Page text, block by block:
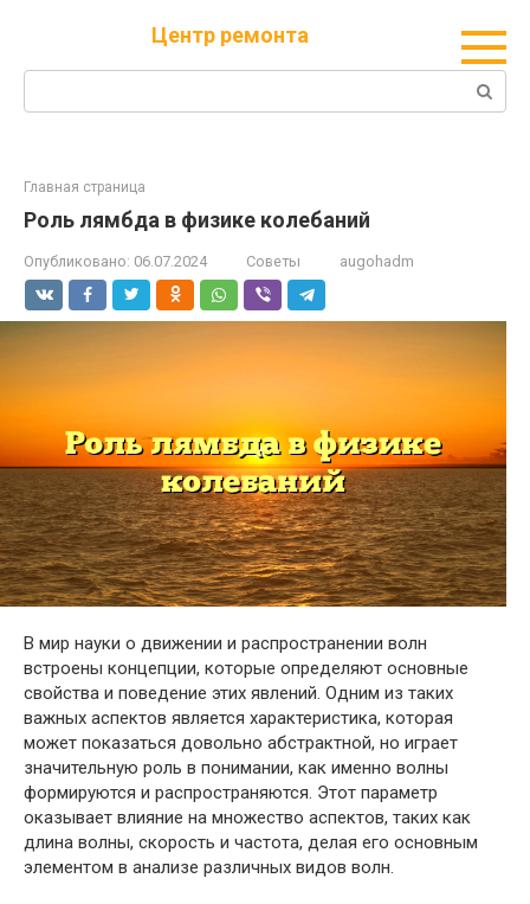
Центр ремонта
Поиск:
Главная страница
Роль лямбда в физике колебаний
Опубликовано: 06.07.2024 Советы augohadm
В мир науки о движении и распространении волн
встроены концепции, которые определяют основные
свойства и поведение этих явлений. Одним из таких
важных аспектов является характеристика, которая
может показаться довольно абстрактной, но играет
значительную роль в понимании, как именно волны
формируются и распространяются. Этот параметр
оказывает влияние на множество аспектов, таких как
длина волны, скорость и частота, делая его основным
элементом в анализе различных видов волн.